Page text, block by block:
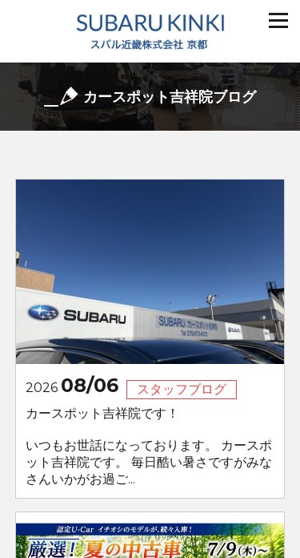
カースポット吉祥院ブログ
2026 08/06
スタッフブログ
カースポット吉祥院です！
いつもお世話になっております。 カースポ
ット吉祥院です。 毎日酷い暑さですがみな
さんいかがお過ご...